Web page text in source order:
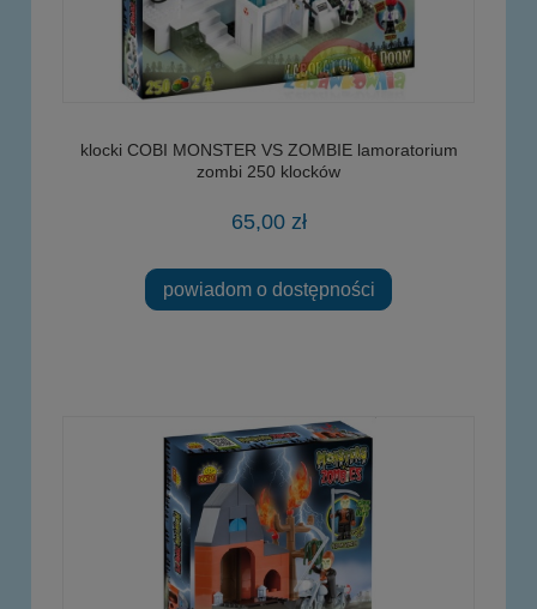
klocki COBI MONSTER VS ZOMBIE lamoratorium
zombi 250 klocków
65,00 zł
powiadom o dostępności